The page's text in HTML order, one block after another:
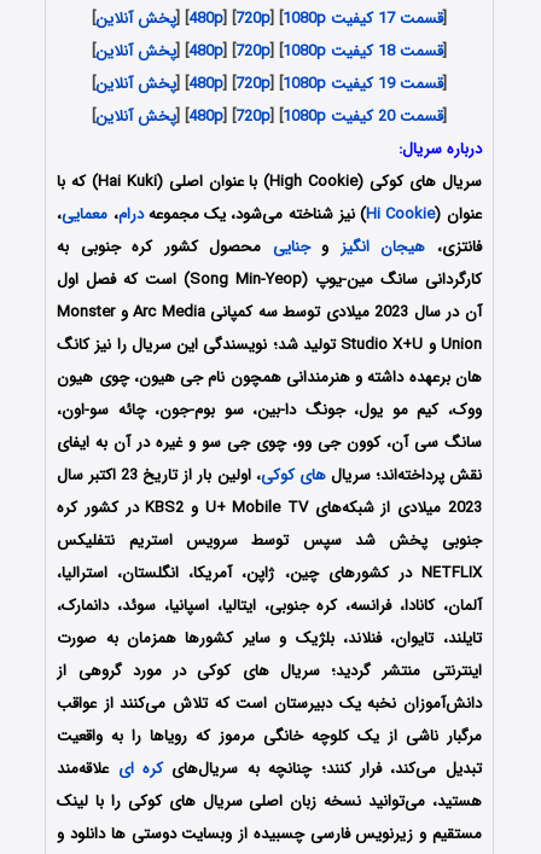
[قسمت 17 کیفیت 1080p ] [
720p
] [
480p
] [پخش آنلاین]
[قسمت 18 کیفیت 1080p ] [
720p
] [
480p
] [پخش آنلاین]
[قسمت 19 کیفیت 1080p ] [
720p
] [
480p
] [پخش آنلاین]
[قسمت 20 کیفیت 1080p ] [
720p
] [
480p
] [پخش آنلاین]
درباره سریال:
سریال های کوکی (High Cookie) با عنوان اصلی (Hai Kuki) که با
عنوان (Hi Cookie) نیز شناخته می‌شود، یک مجموعهدرام، معمایی،
فانتزی، هیجان انگیز وجنایی محصول کشور کره جنوبی به
کارگردانی سانگ مین-یوپ(Song Min-Yeop)
است که فصل اول
آن در سال 2023 میلادی توسط سه کمپانی Arc Media و Monster
Union و Studio X+U تولید شد؛ نویسندگی این سریال را نیز کانگ
هان برعهده داشته و هنرمندانی همچون نام جی هیون، چوی هیون
ووک، کیم مو یول، جونگ دا-بین، سو بوم-جون، چائه سو-اون،
سانگ سی آن، کوون جی وو، چوی جی سو و غیره در آن به ایفای
نقش پرداخته‌اند؛ سریالهای کوکی
، اولین بار از تاریخ 23 اکتبر سال
2023 میلادی از شبکه‌‌‌های U+ Mobile TV و KBS2 در کشور کره
جنوبی پخش شد سپس توسط سرویس استریم نتفلیکس
NETFLIX در کشورهای چین، ژاپن، آمریکا، انگلستان، استرالیا،
آلمان، کانادا، فرانسه، کره جنوبی، ایتالیا، اسپانیا، سوئد، دانمارک،
تایلند، تایوان، فنلاند، بلژیک و سایر کشورها همزمان به صورت
اینترنتی منتشر گردید؛ سریال های کوکی در مورد گروهی از
دانش‌آموزان نخبه یک دبیرستان است که تلاش می‌کنند از عواقب
مرگبار ناشی از یک کلوچه خانگی مرموز که رویاها را به واقعیت
تبدیل می‌کند، فرار کنند؛ چنانچه به سریال‌هایکره ای علاقه‌مند
هستید، می‌توانید نسخه زبان اصلی سریال های کوکی را با لینک
مستقیم و زیرنویس فارسی چسبیده از وبسایت دوستی ها دانلود و